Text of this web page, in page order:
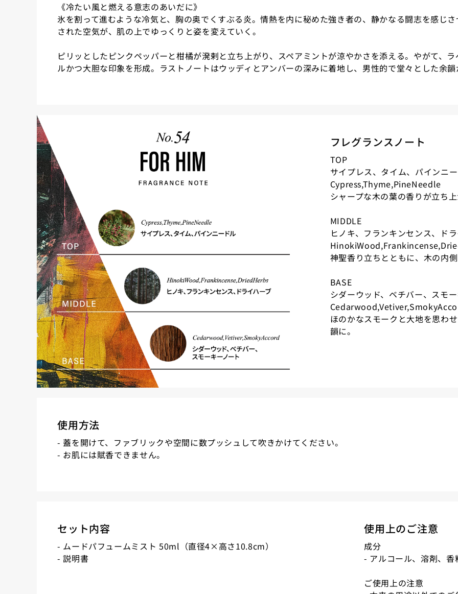
《冷たい風と燃える意志のあいだに》
氷を割って進むような冷気と、胸の奥でくすぶる炎。情熱を内に秘めた強き者の、静かなる闘志を感じ
された空気が、肌の上でゆっくりと姿を変えていく。
ピリッとしたピンクペッパーと柑橘が溌剌と立ち上がり、スペアミントが涼やかさを添える。やがて、
ルかつ大胆な印象を形成。ラストノートはウッディとアンバーの深みに着地し、男性的で堂々とした余
フレグランスノート
TOP
サイプレス、タイム、パインニ
Cypress,Thyme,PineNeedle
シャープな木の葉の香りが立ち
MIDDLE
ヒノキ、フランキンセンス、ド
神聖香り立ちとともに、木の内
BASE
シダーウッド、ベチバー、スモ
ほのかなスモークと大地を思わ
韻に。
使用方法
- 蓋を開けて、ファブリックや空間に数プッシュして吹きかけてください。
- お肌には賦香できません。
セット内容
- ムードパフュームミスト 50ml（直径4×高さ10.8cm）
- 説明書
使用上のご注意
成分
- アルコール、溶剤、香
ご使用上の注意